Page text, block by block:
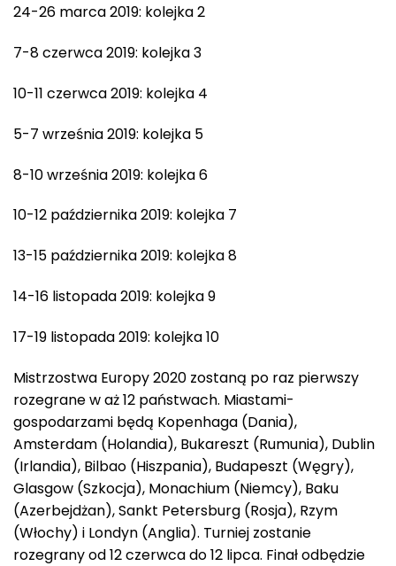
24-26 marca 2019: kolejka 2
7-8 czerwca 2019: kolejka 3
10-11 czerwca 2019: kolejka 4
5-7 września 2019: kolejka 5
8-10 września 2019: kolejka 6
10-12 października 2019: kolejka 7
13-15 października 2019: kolejka 8
14-16 listopada 2019: kolejka 9
17-19 listopada 2019: kolejka 10
Mistrzostwa Europy 2020 zostaną po raz pierwszy
rozegrane w aż 12 państwach. Miastami-
gospodarzami będą Kopenhaga (Dania),
Amsterdam (Holandia), Bukareszt (Rumunia), Dublin
(Irlandia), Bilbao (Hiszpania), Budapeszt (Węgry),
Glasgow (Szkocja), Monachium (Niemcy), Baku
(Azerbejdżan), Sankt Petersburg (Rosja), Rzym
(Włochy) i Londyn (Anglia). Turniej zostanie
rozegrany od 12 czerwca do 12 lipca. Finał odbędzie